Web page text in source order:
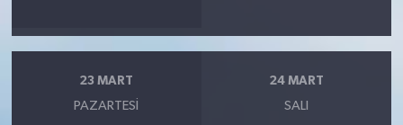
23 MART
PAZARTESI
24 MART
SALI